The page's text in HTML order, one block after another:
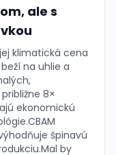
ale s
klimatická cena
na uhlie a
8×
ekonomickú
špinavú
by